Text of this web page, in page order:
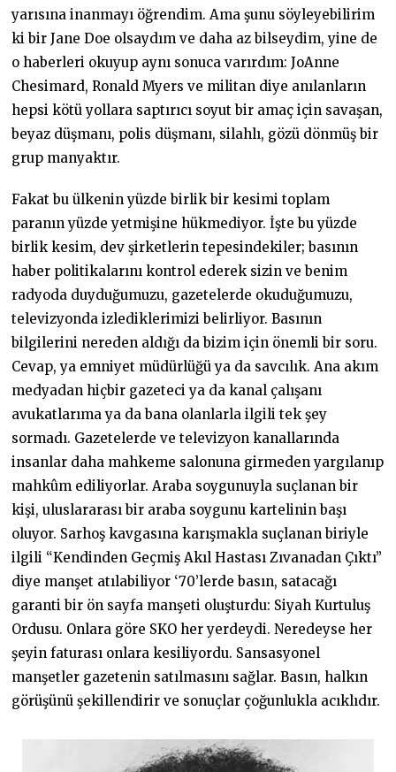
yarısına inanmayı öğrendim. Ama şunu söyleyebilirim
ki bir Jane Doe olsaydım ve daha az bilseydim, yine de
o haberleri okuyup aynı sonuca varırdım: JoAnne
Chesimard, Ronald Myers ve militan diye anılanların
hepsi kötü yollara saptırıcı soyut bir amaç için savaşan,
beyaz düşmanı, polis düşmanı, silahlı, gözü dönmüş bir
grup manyaktır.
Fakat bu ülkenin yüzde birlik bir kesimi toplam
paranın yüzde yetmişine hükmediyor. İşte bu yüzde
birlik kesim, dev şirketlerin tepesindekiler; basının
haber politikalarını kontrol ederek sizin ve benim
radyoda duyduğumuzu, gazetelerde okuduğumuzu,
televizyonda izlediklerimizi belirliyor. Basının
bilgilerini nereden aldığı da bizim için önemli bir soru.
Cevap, ya emniyet müdürlüğü ya da savcılık. Ana akım
medyadan hiçbir gazeteci ya da kanal çalışanı
avukatlarıma ya da bana olanlarla ilgili tek şey
sormadı. Gazetelerde ve televizyon kanallarında
insanlar daha mahkeme salonuna girmeden yargılanıp
mahkûm ediliyorlar. Araba soygunuyla suçlanan bir
kişi, uluslararası bir araba soygunu kartelinin başı
oluyor. Sarhoş kavgasına karışmakla suçlanan biriyle
ilgili “Kendinden Geçmiş Akıl Hastası Zıvanadan Çıktı”
diye manşet atılabiliyor ‘70’lerde basın, satacağı
garanti bir ön sayfa manşeti oluşturdu: Siyah Kurtuluş
Ordusu. Onlara göre SKO her yerdeydi. Neredeyse her
şeyin faturası onlara kesiliyordu. Sansasyonel
manşetler gazetenin satılmasını sağlar. Basın, halkın
görüşünü şekillendirir ve sonuçlar çoğunlukla acıklıdır.